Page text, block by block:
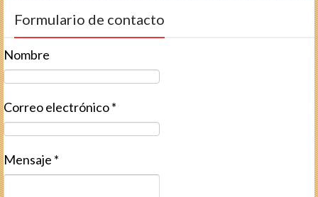
Formulario de contacto
Nombre
Correo electrónico*
Mensaje *